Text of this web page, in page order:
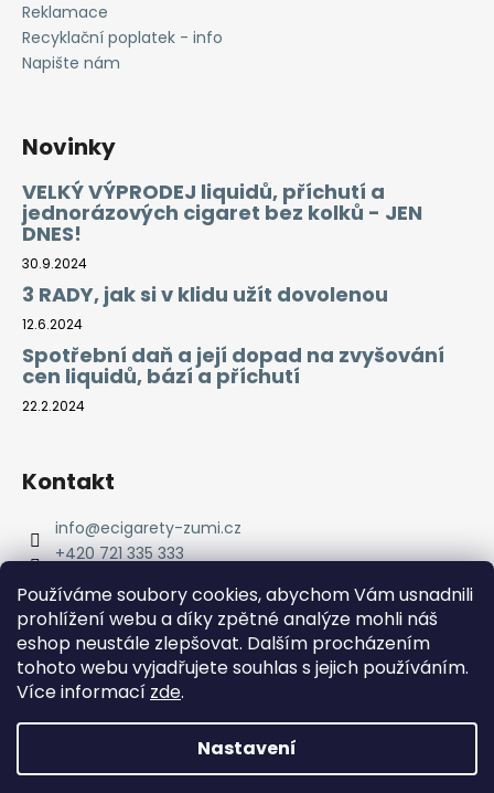
Používáme soubory cookies, abychom Vám usnadnili
prohlížení webu a díky zpětné analýze mohli náš
eshop neustále zlepšovat. Dalším procházením
tohoto webu vyjadřujete souhlas s jejich používáním.
Více informací zde.
Nastavení
Reklamace
Recyklační poplatek - info
Napište nám
Novinky
VELKÝ VÝPRODEJ liquidů, příchutí a
jednorázových cigaret bez kolků - JEN
DNES!
30.9.2024
3 RADY, jak si v klidu užít dovolenou
12.6.2024
Spotřební daň a její dopad na zvyšování
cen liquidů, bází a příchutí
22.2.2024
Kontakt
info@ecigarety-zumi.cz
+420 721 335 333